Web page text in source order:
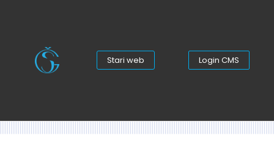
Stari web Login CMS